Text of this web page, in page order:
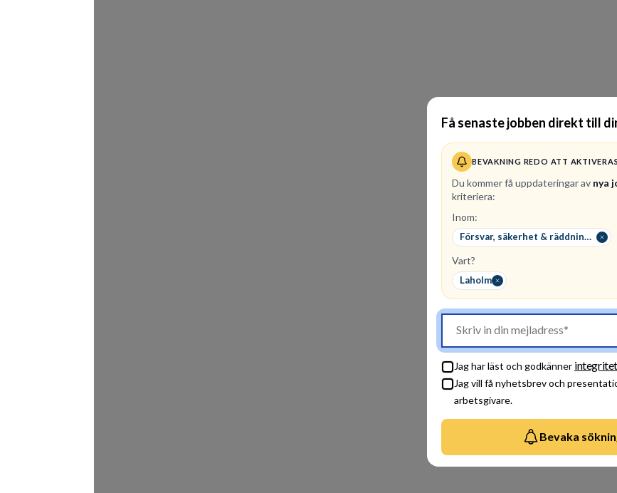
Få senaste jobben direkt till
BEVAKNING REDO ATT AKTIVERAS
Du kommer få uppdateringar av nya
kriteriera:
Inom:
Försvar, säkerhet & räddningstjänst
Vart?
Laholm
Jag har läst och godkänner
Jag vill få nyhetsbrev och
arbetsgivare.
Bevaka